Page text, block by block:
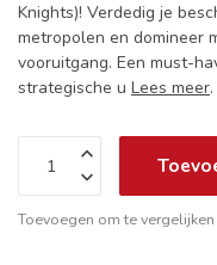
Knights)! Verdedig je
metropolen en domineer
vooruitgang. Een must-
strategische u Lees meer.
Toevoegen om te vergelijken